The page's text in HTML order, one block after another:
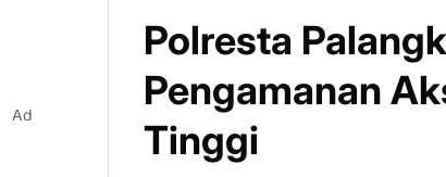
Polresta
Pengamanan
Tinggi
Ad